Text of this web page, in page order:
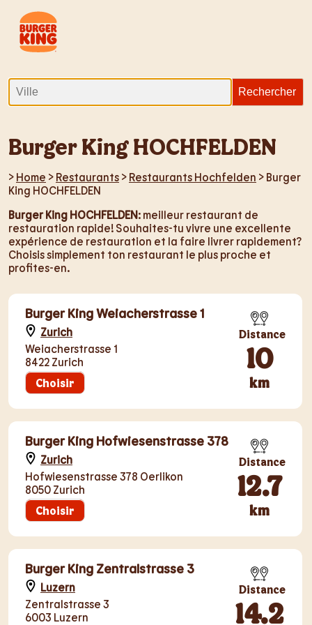
Burger King HOCHFELDEN
> Home > Restaurants > Restaurants Hochfelden > Burger
King HOCHFELDEN
Burger King HOCHFELDEN: meilleur restaurant de
restauration rapide! Souhaites-tu vivre une excellente
expérience de restauration et la faire livrer rapidement?
Choisis simplement ton restaurant le plus proche et
profites-en.
Burger King Weiacherstrasse 1
Zurich
Weiacherstrasse 1
8422 Zurich
Choisir
Distance
10
km
Burger King Hofwiesenstrasse 378
Zurich
Hofwiesenstrasse 378 Oerlikon
8050 Zurich
Choisir
Distance
12.7
km
Burger King Zentralstrasse 3
Luzern
Zentralstrasse 3
6003 Luzern
Distance
14.2